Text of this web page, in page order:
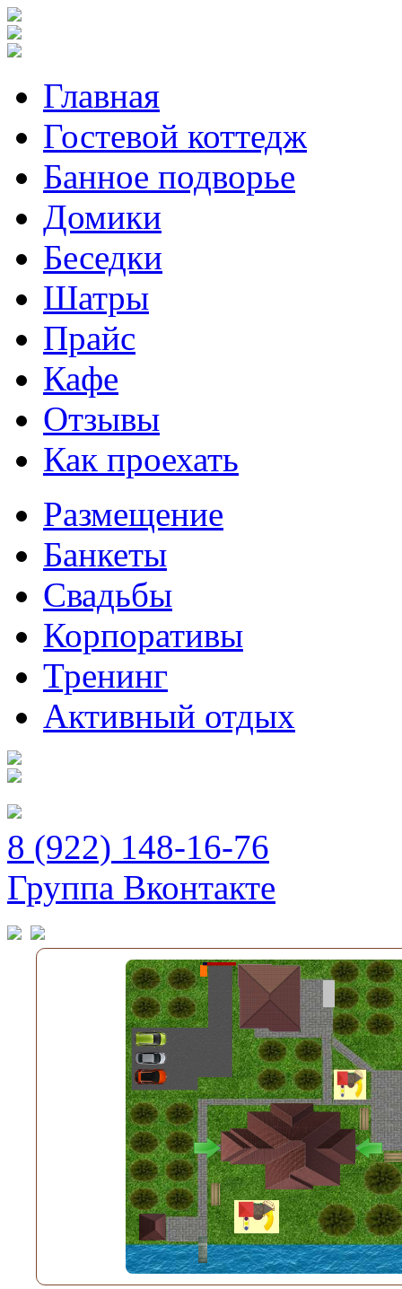
Главная
Гостевой коттедж
Банное подворье
Домики
Беседки
Шатры
Прайс
Кафе
Отзывы
Как проехать
Размещение
Банкеты
Свадьбы
Корпоративы
Тренинг
Активный отдых
8 (922) 148-16-76
Группа Вконтакте